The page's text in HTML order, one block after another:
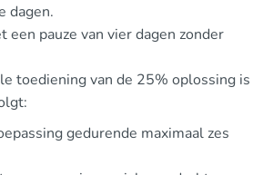
dagen.
een pauze van vier dagen zonder
toediening van de 25% oplossing is
gedurende maximaal zes